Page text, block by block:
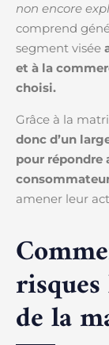
non encore
comprend
segment visée
et à la
choisi.
Grâce à la
donc d’un
pour répondre
amener leur
de la